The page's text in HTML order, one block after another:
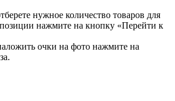
нужное количество товаров для
нажмите на кнопку «Перейти к
очки на фото нажмите на